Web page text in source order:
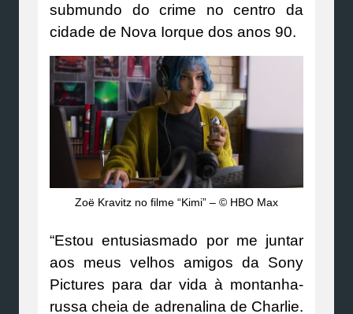
submundo do crime no centro da
cidade de Nova Iorque dos anos 90.
Zoë Kravitz no filme “Kimi” – © HBO Max
“Estou entusiasmado por me juntar
aos meus velhos amigos da Sony
Pictures para dar vida à montanha-
russa cheia de adrenalina de Charlie.